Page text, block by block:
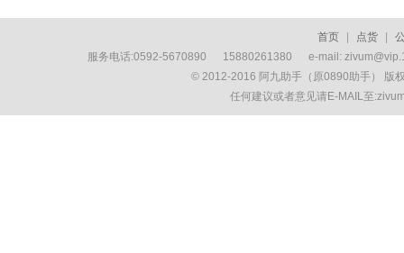
首页 点货
服务电话:0592-5670890 15880261380 e-mail:
© 2012-2016 阿九助手（原0890助手） 版
任何建议或者意见请E-MAIL至